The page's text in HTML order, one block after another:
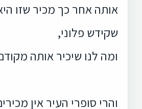
אותה אחר כך מכיר שזו
שקידש פלוני,
ומה לנו שיכיר אותה
והרי סופרי העיר אין